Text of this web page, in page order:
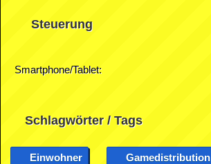
Steuerung
Smartphone/Tablet:
Schlagwörter / Tags
Einwohner Gamedistribution